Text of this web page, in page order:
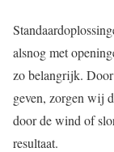
alsnog met
zo belangrijk.
geven, zorgen wij
door de wind of
resultaat.